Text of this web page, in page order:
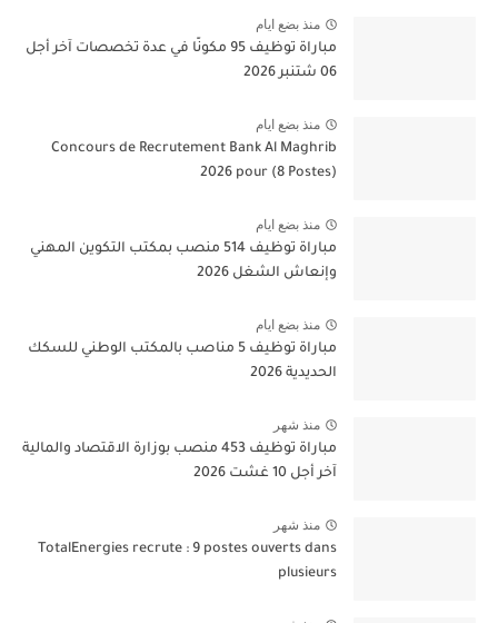
منذ بضع ايام
مباراة توظيف 95 مكونًا في عدة تخصصات آخر أجل
06 شتنبر 2026
منذ بضع ايام
Concours de Recrutement Bank Al Maghrib
2026 pour (8 Postes)
منذ بضع ايام
مباراة توظيف 514 منصب بمكتب التكوين المهني
وإنعاش الشغل 2026
منذ بضع ايام
مباراة توظيف 5 مناصب بالمكتب الوطني للسكك
الحديدية 2026
منذ شهر
مباراة توظيف 453 منصب بوزارة الاقتصاد والمالية
آخر أجل 10 غشت 2026
منذ شهر
TotalEnergies recrute : 9 postes ouverts dans
plusieurs